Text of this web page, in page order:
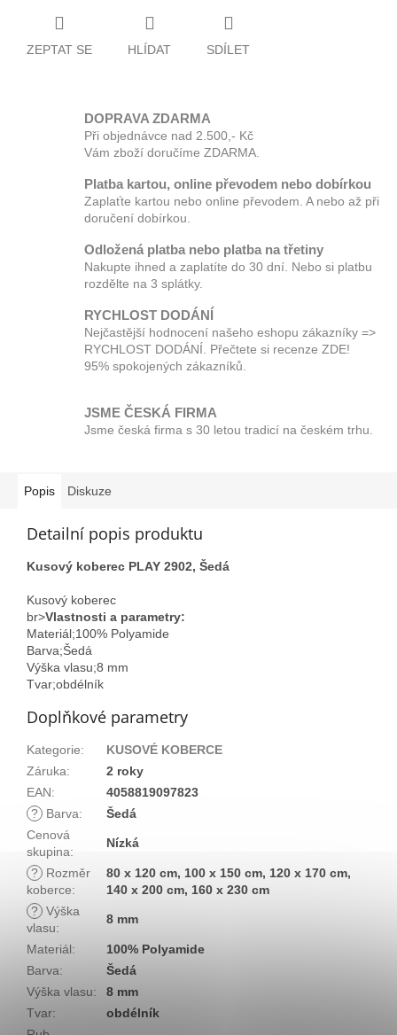
ZEPTAT SE HLÍDAT SDÍLET
DOPRAVA ZDARMA
Při objednávce nad 2.500,- Kč
Vám zboží doručíme ZDARMA.
Platba kartou, online převodem nebo dobírkou
Zaplaťte kartou nebo online převodem. A nebo až při
doručení dobírkou.
Odložená platba nebo platba na třetiny
Nakupte ihned a zaplatíte do 30 dní. Nebo si platbu
rozdělte na 3 splátky.
RYCHLOST DODÁNÍ
Nejčastější hodnocení našeho eshopu zákazníky =>
RYCHLOST DODÁNÍ. Přečtete si recenze ZDE!
95% spokojených zákazníků.
JSME ČESKÁ FIRMA
Jsme česká firma s 30 letou tradicí na českém trhu.
Popis Diskuze
Detailní popis produktu
Kusový koberec PLAY 2902, Šedá
Kusový koberec
br>Vlastnosti a parametry:
Materiál;100% Polyamide
Barva;Šedá
Výška vlasu;8 mm
Tvar;obdélník
Doplňkové parametry
Kategorie:
KUSOVÉ KOBERCE
Záruka:
2 roky
EAN:
4058819097823
?
Barva:
Šedá
Cenová
skupina:
Nízká
?
Rozměr
koberce:
80 x 120 cm, 100 x 150 cm, 120 x 170 cm,
140 x 200 cm, 160 x 230 cm
? Výška
vlasu:
8 mm
Materiál:
100% Polyamide
Barva:
Šedá
Výška vlasu:
8 mm
Tvar:
obdélník